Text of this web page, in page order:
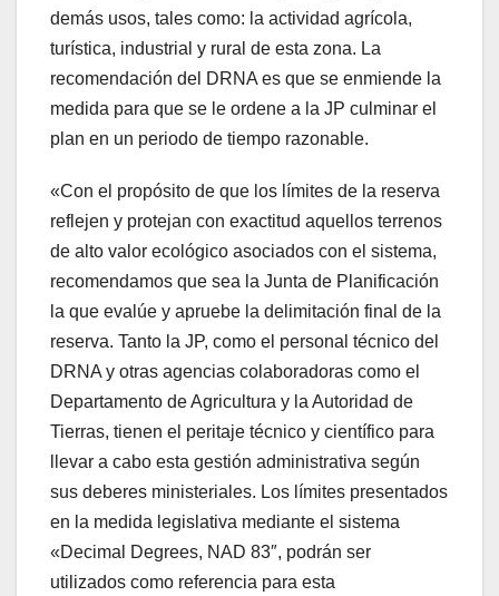
demás usos, tales como: la actividad agrícola,
turística, industrial y rural de esta zona. La
recomendación del DRNA es que se enmiende la
medida para que se le ordene a la JP culminar el
plan en un periodo de tiempo razonable.
«Con el propósito de que los límites de la reserva
reflejen y protejan con exactitud aquellos terrenos
de alto valor ecológico asociados con el sistema,
recomendamos que sea la Junta de Planificación
la que evalúe y apruebe la delimitación final de la
reserva. Tanto la JP, como el personal técnico del
DRNA y otras agencias colaboradoras como el
Departamento de Agricultura y la Autoridad de
Tierras, tienen el peritaje técnico y científico para
llevar a cabo esta gestión administrativa según
sus deberes ministeriales. Los límites presentados
en la medida legislativa mediante el sistema
«Decimal Degrees, NAD 83″, podrán ser
utilizados como referencia para esta